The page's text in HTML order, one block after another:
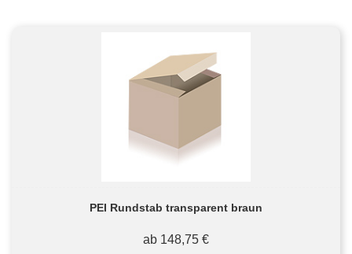
PEI Rundstab transparent braun
ab 148,75 €